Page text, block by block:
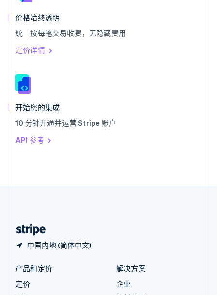
价格始终透明
统一按每笔交易收费，无隐藏费用
定价详情
开始您的集成
10 分钟开通并运营 Stripe 账户
API 参考
中国内地 (简体中文)
ไทย
希腊
English
西班牙
Español
新加坡
新西兰
匈牙利
English
ItalianoEnglish
印度
English
产品和定价
定价
解决方案
企业